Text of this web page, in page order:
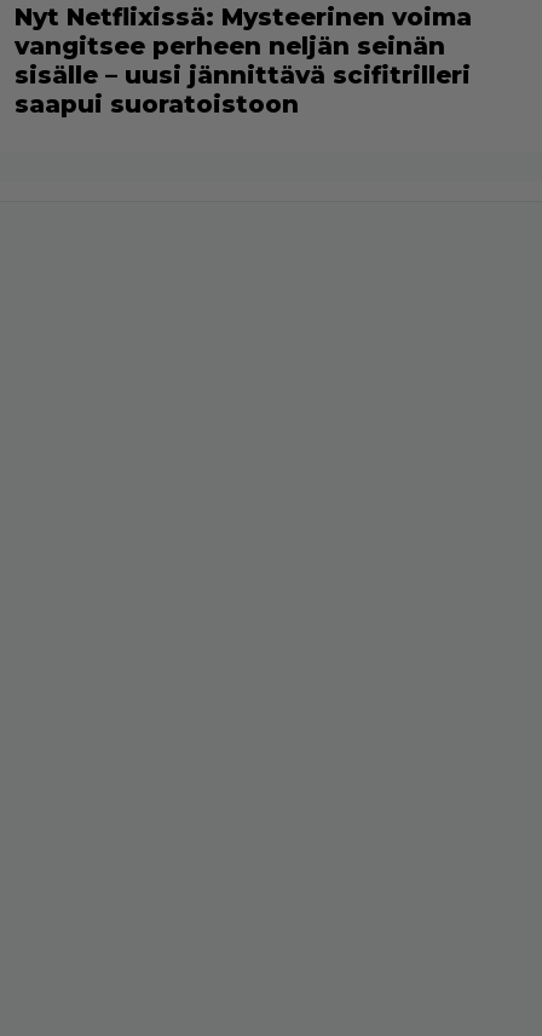
Nyt Netflixissä: Mysteerinen voima
vangitsee perheen neljän seinän
sisälle – uusi jännittävä scifitrilleri
saapui suoratoistoon